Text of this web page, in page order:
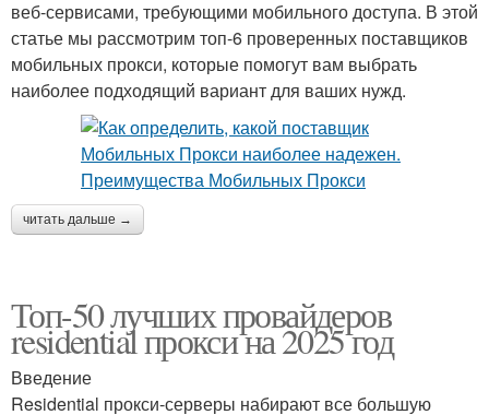
веб-сервисами, требующими мобильного доступа. В этой
статье мы рассмотрим топ-6 проверенных поставщиков
мобильных прокси, которые помогут вам выбрать
наиболее подходящий вариант для ваших нужд.
читать дальше →
Топ-50 лучших провайдеров
residential прокси на 2025 год
Введение
Residential прокси-серверы набирают все большую